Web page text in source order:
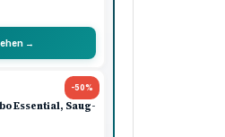
→
-50%
Essential, Saug-